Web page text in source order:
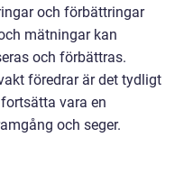
och förbättringar
mätningar kan
och förbättras.
föredrar är det tydligt
vara en
och seger.